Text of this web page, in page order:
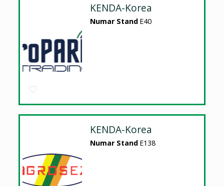
KENDA-Korea
Numar Stand E40
KENDA-Korea
Numar Stand E138